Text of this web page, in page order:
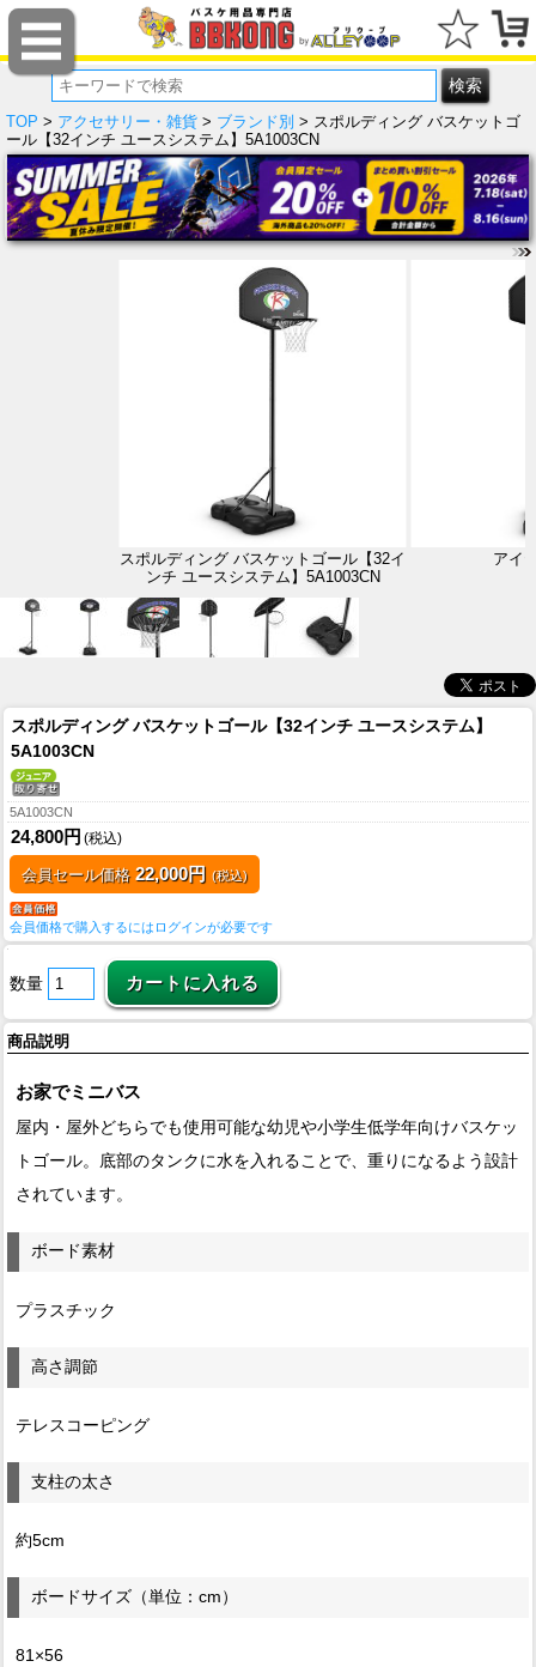
TOP > アクセサリー・雑貨 > ブランド別 > スポルディング バスケットゴ
ール【32インチ ユースシステム】5A1003CN
スポルディング バスケットゴール【32イ
ンチ ユースシステム】5A1003CN
アイ
スポルディング バスケットゴール【32インチ ユースシステム】
5A1003CN
5A1003CN
24,800円 (税込)
会員セール価格 22,000円 (税込)
会員価格で購入するにはログインが必要です
数量
商品説明
お家でミニバス
屋内・屋外どちらでも使用可能な幼児や小学生低学年向けバスケッ
トゴール。底部のタンクに水を入れることで、重りになるよう設計
されています。
ボード素材
プラスチック
高さ調節
テレスコーピング
支柱の太さ
約5cm
ボードサイズ（単位：cm）
81×56